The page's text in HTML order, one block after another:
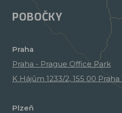
POBOČKY
Praha
Praha - Prague Office Park
K Hájům 1233/2, 155 00
Plzeň